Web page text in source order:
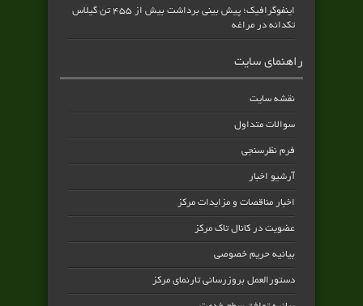
اینفوگرافیک؛ پیش بینی برداشت بیش از ۴۵۵ تن گیلاس
تکدانه در مراغه
راهنمای سایت
نقشه سایت
سوالات متداول
فرم نظرسنجی
آرشیو اخبار
اخبار مناقصات و مزایدات مرکز
عضویت در کانال تاک مرکز
بیانیه حریم خصوصی
دستورالعمل بروزرسانی تارنمای مرکز